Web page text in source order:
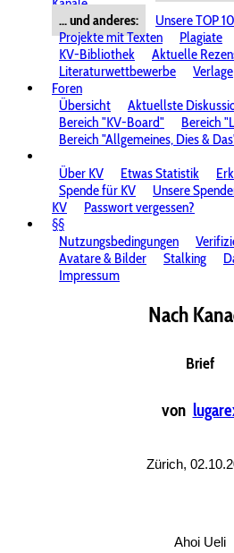
... und anderes:
Unsere TOP 10
Projekte mit Texten
Plagiate
KV-Bibliothek
Aktuelle
Literaturwettbewerbe
Verlage
Foren
Übersicht
Aktuellste
Bereich "KV-Board"
Bereich
Bereich "Allgemeines, Dies &
Über KV
Etwas Statistik
Spende für KV
Unsere
KV
Passwort vergessen?
§§
Nutzungsbedingungen
Avatare & Bilder
Stalking
Impressum
Nach
Brief
von
Zürich,
Ahoi Ueli